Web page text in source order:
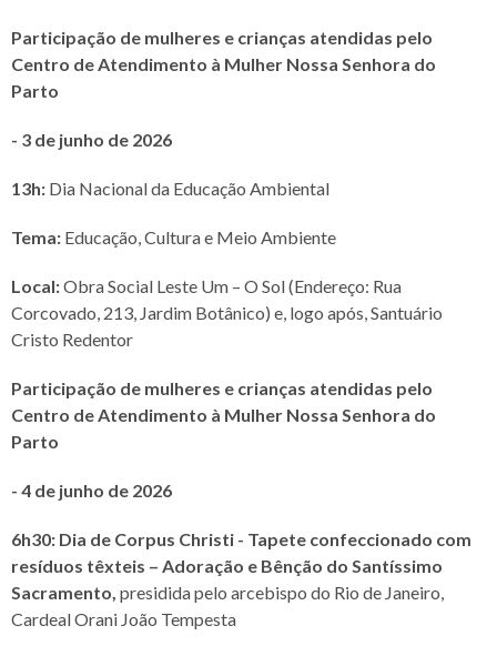
Participação de mulheres e crianças atendidas pelo
Centro de Atendimento à Mulher Nossa Senhora do
Parto
- 3 de junho de 2026
13h: Dia Nacional da Educação Ambiental
Tema: Educação, Cultura e Meio Ambiente
Local:Obra Social Leste Um – O Sol (Endereço: Rua
Corcovado, 213, Jardim Botânico) e, logo após, Santuário
Cristo Redentor
Participação de mulheres e crianças atendidas pelo
Centro de Atendimento à Mulher Nossa Senhora do
Parto
- 4 de junho de 2026
6h30: Dia de Corpus Christi - Tapete confeccionado com
resíduos têxteis – Adoração e Bênção do Santíssimo
Sacramento, presidida pelo arcebispo do Rio de Janeiro,
Cardeal Orani João Tempesta